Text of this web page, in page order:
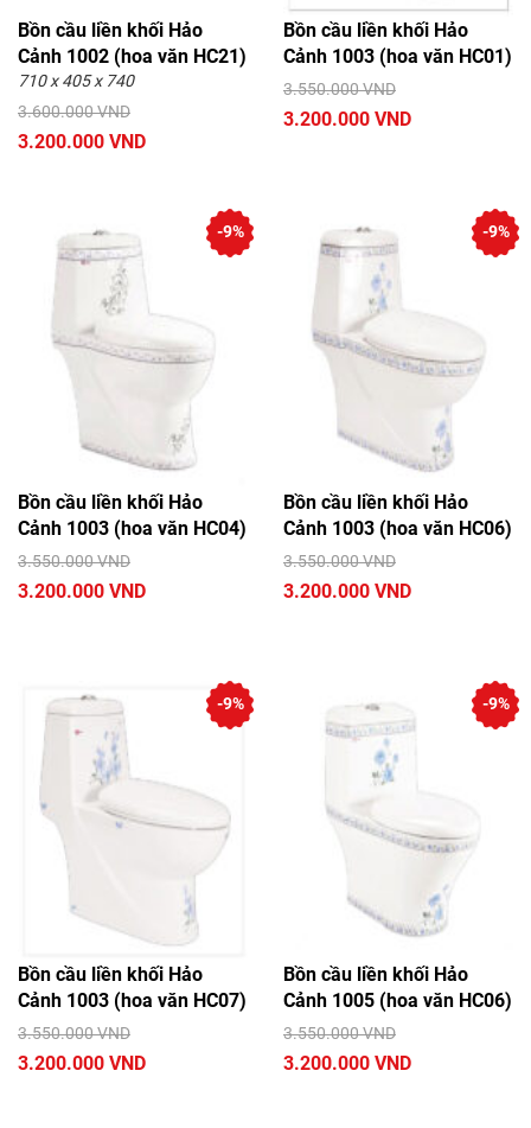
Bồn cầu liền khối Hảo
Cảnh 1002 (hoa văn HC21)
710 x 405 x 740
3.600.000 VND
3.200.000 VND
Bồn cầu liền khối Hảo
Cảnh 1003 (hoa văn HC01)
3.550.000 VND
3.200.000 VND
Bồn cầu liền khối Hảo
Cảnh 1003 (hoa văn HC04)
3.550.000 VND
3.200.000 VND
-9%
Bồn cầu liền khối Hảo
Cảnh 1003 (hoa văn HC06)
3.550.000 VND
3.200.000 VND
-9%
Bồn cầu liền khối Hảo
Cảnh 1003 (hoa văn HC07)
3.550.000 VND
3.200.000 VND
-9%
Bồn cầu liền khối Hảo
Cảnh 1005 (hoa văn HC06)
3.550.000 VND
3.200.000 VND
-9%